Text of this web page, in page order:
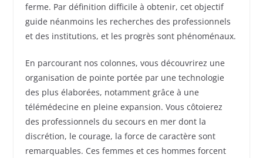
ferme. Par définition difficile à obtenir, cet objectif
guide néanmoins les recherches des professionnels
et des institutions, et les progrès sont phénoménaux.
En parcourant nos colonnes, vous découvrirez une
organisation de pointe portée par une technologie
des plus élaborées, notamment grâce à une
télémédecine en pleine expansion. Vous côtoierez
des professionnels du secours en mer dont la
discrétion, le courage, la force de caractère sont
remarquables. Ces femmes et ces hommes forcent